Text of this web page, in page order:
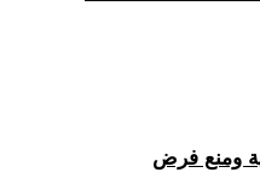
ومنع فرض